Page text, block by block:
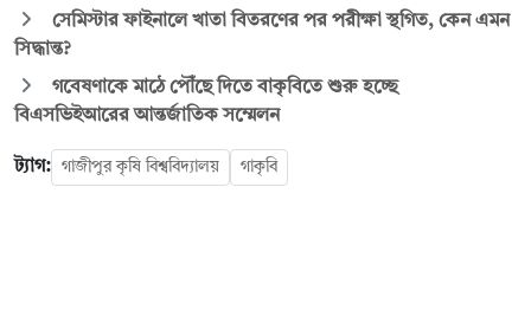
সেমিস্টার ফাইনালে খাতা বিতরণের পর পরীক্ষা স্থগিত, কেন এমন
সিদ্ধান্ত?
গবেষণাকে মাঠে পৌঁছে দিতে বাকৃবিতে শুরু হচ্ছে
বিএসভিইআরের আন্তর্জাতিক সম্মেলন
ট্যাগ: গাজীপুর কৃষি বিশ্ববিদ্যালয় গাকৃবি